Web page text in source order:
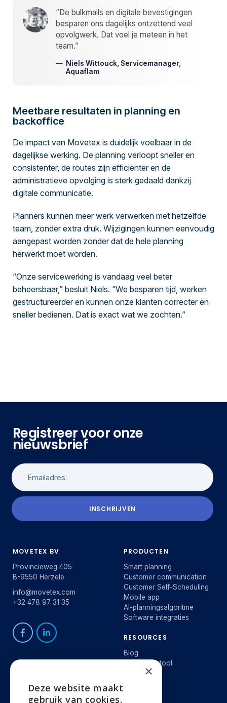
“De bulkmails en digitale bevestigingen
besparen ons dagelijks ontzettend veel
opvolgwerk. Dat voel je meteen in het
team.”
Niels Wittouck, Servicemanager,
Aquaflam
Meetbare resultaten in planning en
backoffice
De impact van Movetex is duidelijk voelbaar in de
dagelijkse werking. De planning verloopt sneller en
consistenter, de routes zijn efficiënter en de
administratieve opvolging is sterk gedaald dankzij
digitale communicatie.
Planners kunnen meer werk verwerken met hetzelfde
team, zonder extra druk. Wijzigingen kunnen eenvoudig
aangepast worden zonder dat de hele planning
herwerkt moet worden.
“Onze servicewerking is vandaag veel beter
beheersbaar,” besluit Niels. “We besparen tijd, werken
gestructureerder en kunnen onze klanten correcter en
sneller bedienen. Dat is exact wat we zochten.”
Registreer voor onze
nieuwsbrief
INSCHRIJVEN
MOVETEX BV
Provincieweg 405
B-9550 Herzele
info@movetex.com
+32 478 97 31 35
PRODUCTEN
Smart planning
Customer communication
Customer Self-Scheduling
Mobile app
AI-planningsalgoritme
Software integraties
RESOURCES
Blog
Besparingstool
E-Book
ENGLISH
×
Deze website maakt
gebruik van cookies.